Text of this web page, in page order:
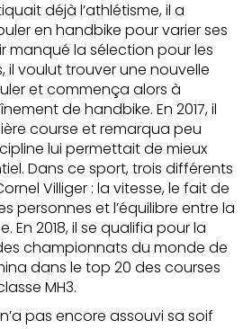
déjà l’athlétisme, il a
en handbike pour varier ses
manqué la sélection pour les
il voulut trouver une nouvelle
et commença alors à
de handbike. En 2017, il
course et remarqua peu
lui permettait de mieux
Dans ce sport, trois différents
Villiger : la vitesse, le fait de
personnes et l’équilibre entre la
En 2018, il se qualifia pour la
championnats du monde de
dans le top 20 des courses
MH3.
pas encore assouvi sa soif